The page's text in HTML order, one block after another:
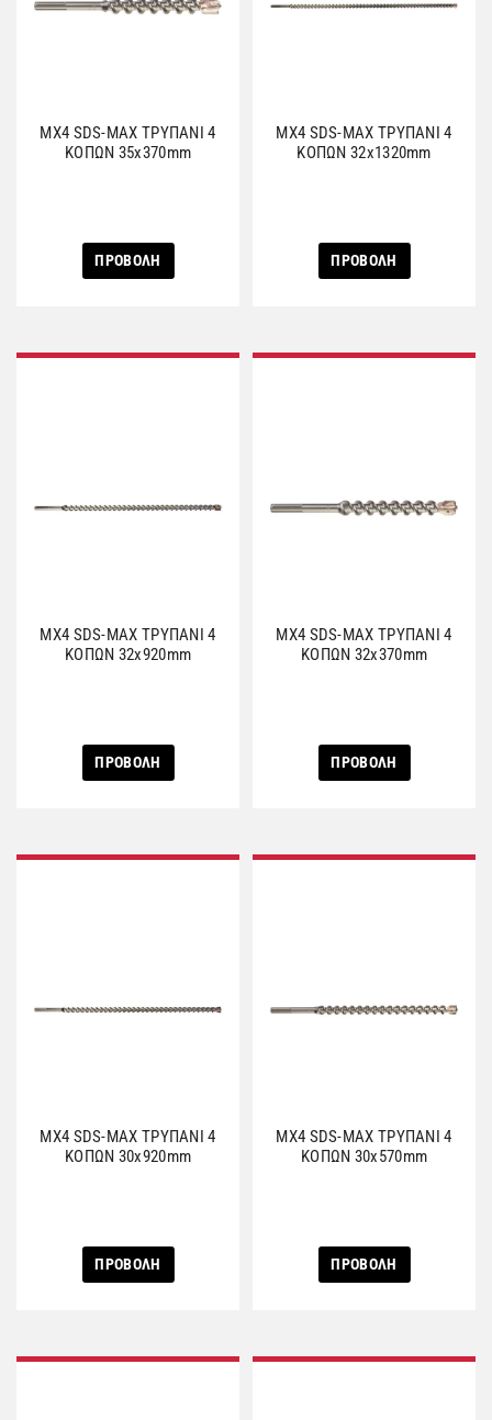
MX4 SDS-MAX ΤΡΥΠΑΝΙ 4
ΚΟΠΩΝ 35x370mm
ΠΡΟΒΟΛΗ
MX4 SDS-MAX ΤΡΥΠΑΝΙ 4
ΚΟΠΩΝ 32x1320mm
ΠΡΟΒΟΛΗ
MX4 SDS-MAX ΤΡΥΠΑΝΙ 4
ΚΟΠΩΝ 32x920mm
ΠΡΟΒΟΛΗ
MX4 SDS-MAX ΤΡΥΠΑΝΙ 4
ΚΟΠΩΝ 32x370mm
ΠΡΟΒΟΛΗ
MX4 SDS-MAX ΤΡΥΠΑΝΙ 4
ΚΟΠΩΝ 30x920mm
ΠΡΟΒΟΛΗ
MX4 SDS-MAX ΤΡΥΠΑΝΙ 4
ΚΟΠΩΝ 30x570mm
ΠΡΟΒΟΛΗ